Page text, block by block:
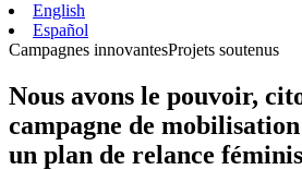
English
Español
Campagnes innovantesProjets soutenus
Nous avons le pouvoir,
campagne de
un plan de relance